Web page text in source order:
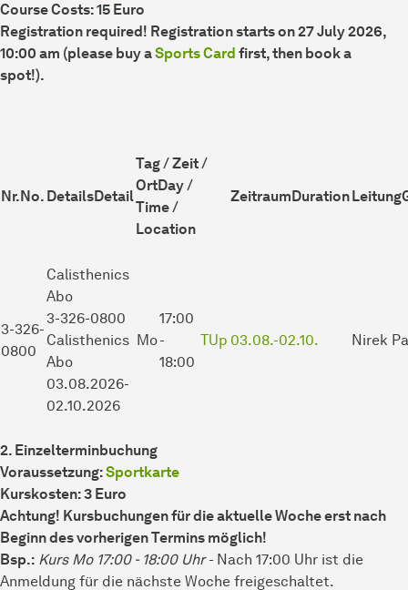
Course Costs: 15 Euro
Registration required! Registration starts on 27 July 2026,
10:00 am (please buy aSports Card first, then book a
spot!).
Nr.No. DetailsDetail
Tag / Zeit /
OrtDay /
Time /
Location
ZeitraumDurationLeitung
3-326-
0800
Calisthenics
Abo
3-326-0800
Calisthenics
Abo
03.08.2026-
02.10.2026
Mo
17:00
-
18:00
TUp 03.08.-02.10. Nirek
2. Einzelterminbuchung
Voraussetzung:Sportkarte
Kurskosten: 3 Euro
Achtung! Kursbuchungen für die aktuelle Woche erst nach
Beginn des vorherigen Termins möglich!
Bsp.: Kurs Mo 17:00 - 18:00 Uhr- Nach 17:00 Uhr ist die
Anmeldung für die nächste Woche freigeschaltet.